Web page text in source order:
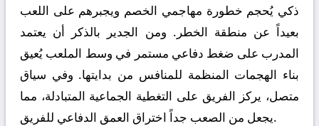
ذكي يُحجم خطورة مهاجمي الخصم ويجبرهم على اللعب
بعيداً عن منطقة الخطر. ومن الجدير بالذكر أن يعتمد
المدرب على ضغط دفاعي مستمر في وسط الملعب يُعيق
بناء الهجمات المنظمة للمنافس من بدايتها. وفي سياق
متصل، يركز الفريق على التغطية الجماعية المتبادلة، مما
يجعل من الصعب جداً اختراق العمق الدفاعي للفريق.